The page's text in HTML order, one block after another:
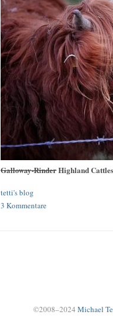
Galloway-RinderHighland Cattles
tetti's blog
3 Kommentare
©2008–2024 Michael